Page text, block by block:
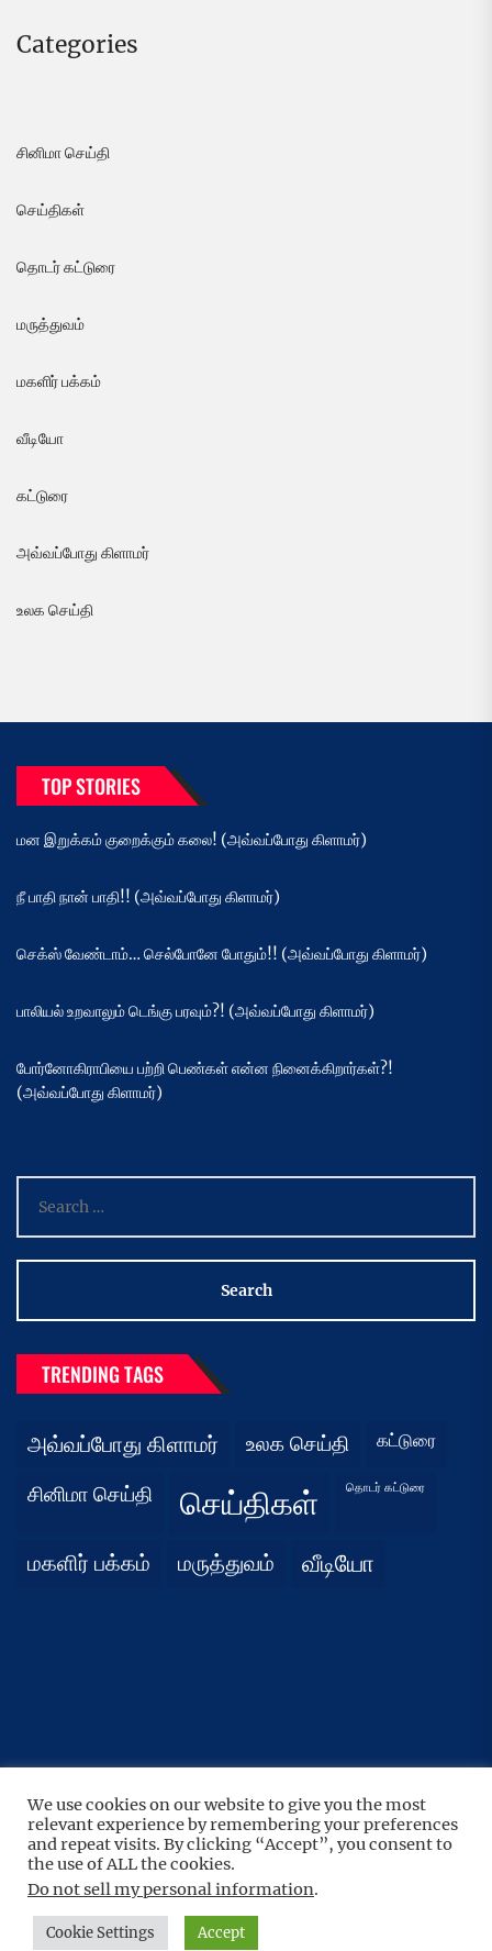
Categories
சினிமா செய்தி
செய்திகள்
தொடர் கட்டுரை
மருத்துவம்
மகளிர் பக்கம்
வீடியோ
கட்டுரை
அவ்வப்போது கிளாமர்
உலக செய்தி
TOP STORIES
மன இறுக்கம் குறைக்கும் கலை! (அவ்வப்போது கிளாமர்)
நீ பாதி நான் பாதி!! (அவ்வப்போது கிளாமர்)
செக்ஸ் வேண்டாம்… செல்போனே போதும்!! (அவ்வப்போது கிளாமர்)
பாலியல் உறவாலும் டெங்கு பரவும்?! (அவ்வப்போது கிளாமர்)
போர்னோகிராபியை பற்றி பெண்கள் என்ன நினைக்கிறார்கள்?!
(அவ்வப்போது கிளாமர்)
for:
TRENDING TAGS
அவ்வப்போது கிளாமர் உலக செய்தி கட்டுரை
சினிமா செய்தி செய்திகள் தொடர் கட்டுரை
மகளிர் பக்கம் மருத்துவம் வீடியோ
UP↑
Copyright © 2026 நிதர்சனம்.All rights reserved.
Theme: BoundlessNews ByThemeinwp.
WordPress.
HomePrivacyAthirady
We use cookies on our website to give you the most
relevant experience by remembering your preferences
and repeat visits. By clicking “Accept”, you consent to
the use of ALL the cookies.
Do not sell my personal information.
Cookie Settings Accept